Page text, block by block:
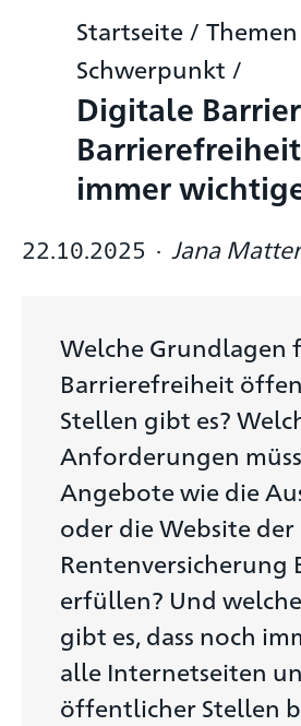
Startseite / Themen
Schwerpunkt /
Digitale
immer
22.10.2025 · Jana
Welche Grundlagen
Barrierefreiheit
Stellen gibt es?
Anforderungen
Angebote wie die
oder die Website der
Rentenversicherung
erfüllen? Und
gibt es, dass noch
alle Internetseiten
öffentlicher Stellen